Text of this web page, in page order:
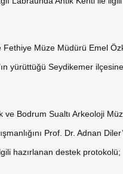
Müze Müdürü Emel
yürüttüğü Seydikemer
Bodrum Sualtı Arkeoloji
Prof. Dr. Adnan
hazırlanan destek protokolü;